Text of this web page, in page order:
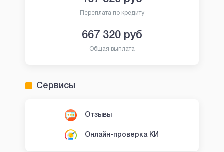
Переплата по кредиту
667 320руб
Общая выплата
Сервисы
Отзывы
Онлайн-проверка КИ